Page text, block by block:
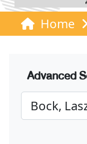
Home
Advanced